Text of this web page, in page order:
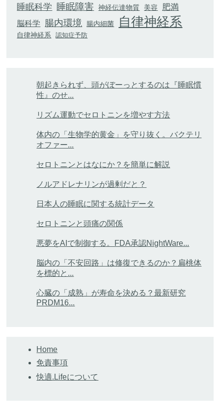
睡眠科学 睡眠障害 神経伝達物質 美容 肥満
脳科学 腸内環境 腸内細菌 自律神経系
自律神経系 認知症予防
朝起きられず、頭がぼーっとするのは『睡眠慣
性』のせ...
リズム運動でセロトニンを増やす方法
体内の「生物学的黄金」を守り抜く。バクテリ
オファー...
セロトニンとはなにか？を簡単に解説
ノルアドレナリンが過剰だと？
日本人の睡眠に関する統計データ
セロトニンと頭痛の関係
悪夢をAIで制御する。FDA承認NightWare...
脳内の「不安回路」は修復できるのか？扁桃体
を標的と...
心臓の「成熟」が寿命を決める？最新研究
PRDM16...
Home
免責事項
快適.Lifeについて